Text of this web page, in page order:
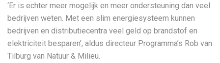
‘Er is echter meer mogelijk en meer ondersteuning dan veel
bedrijven weten. Met een slim energiesysteem kunnen
bedrijven en distributiecentra veel geld op brandstof en
elektriciteit besparen’, aldus directeur Programma’s Rob van
Tilburg van Natuur & Milieu.